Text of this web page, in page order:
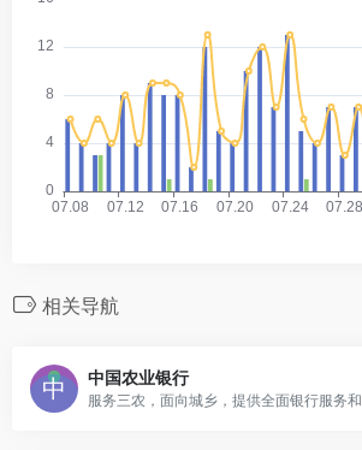
相关导航
中国农业银行